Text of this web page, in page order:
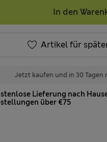
In den
Artikel für
Jetzt kaufen und in 30 Tagen
Lieferung nach
über €75